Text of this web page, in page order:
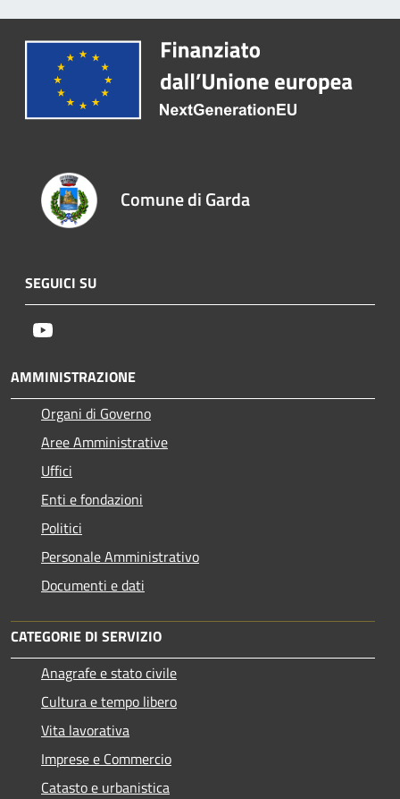
Comune di Garda
SEGUICI SU
AMMINISTRAZIONE
Organi di Governo
Aree Amministrative
Uffici
Enti e fondazioni
Politici
Personale Amministrativo
Documenti e dati
CATEGORIE DI SERVIZIO
Anagrafe e stato civile
Cultura e tempo libero
Vita lavorativa
Imprese e Commercio
Catasto e urbanistica